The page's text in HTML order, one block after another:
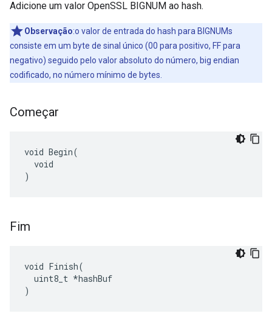
Adicione um valor OpenSSL BIGNUM ao hash.
Observação:o valor de entrada do hash para BIGNUMs
consiste em um byte de sinal único (00 para positivo, FF para
negativo) seguido pelo valor absoluto do número, big endian
codificado, no número mínimo de bytes.
Começar
void Begin(
  void
)
Fim
void Finish(
  uint8_t *hashBuf
)